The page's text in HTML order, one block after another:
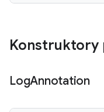
Konstruktory
LogAnnotation